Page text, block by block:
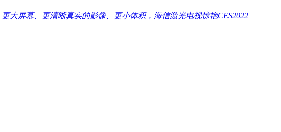
更大屏幕、更清晰真实的影像、更小体积，海信激光电视惊艳CES2022